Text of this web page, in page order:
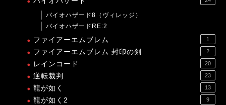
バイオハザード8（ヴィレッジ）
バイオハザードRE:2
ファイアーエムブレム 1
ファイアーエムブレム 封印の剣 2
レインコード 20
逆転裁判 23
龍が如く 13
龍が如く2 9